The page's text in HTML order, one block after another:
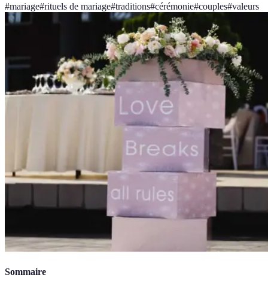
#mariage#rituels de mariage#traditions#cérémonie#couples#valeurs
Sommaire